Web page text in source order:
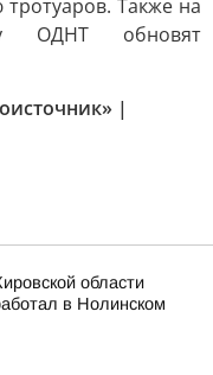
Также на
ОДНТ обновят
|
области
в Нолинском